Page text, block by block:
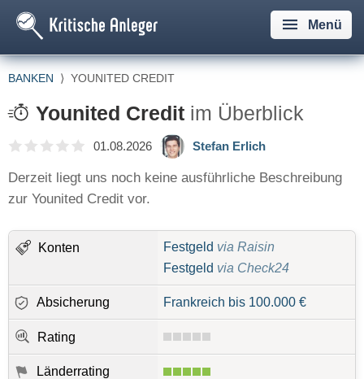
Menü
BANKEN ⟩ YOUNITED CREDIT
Younited Credit im Überblick
01.08.2026 Stefan Erlich
Derzeit liegt uns noch keine ausführliche Beschreibung
zur Younited Credit vor.
Konten Festgeld via Raisin
Festgeld via Check24
Absicherung Frankreich bis 100.000 €
Rating
Länderrating